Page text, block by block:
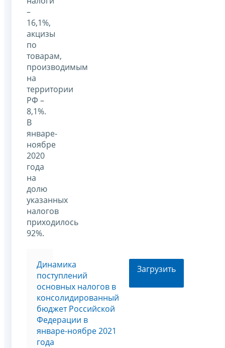
–
16,1%,
акцизы
по
товарам,
производимым
на
территории
РФ –
8,1%.
В
январе-
ноябре
2020
года
на
долю
указанных
налогов
приходилось
92%.
Динамика
поступлений
основных налогов в
консолидированный
бюджет Российской
Федерации в
январе-ноябре 2021
года
Загрузить